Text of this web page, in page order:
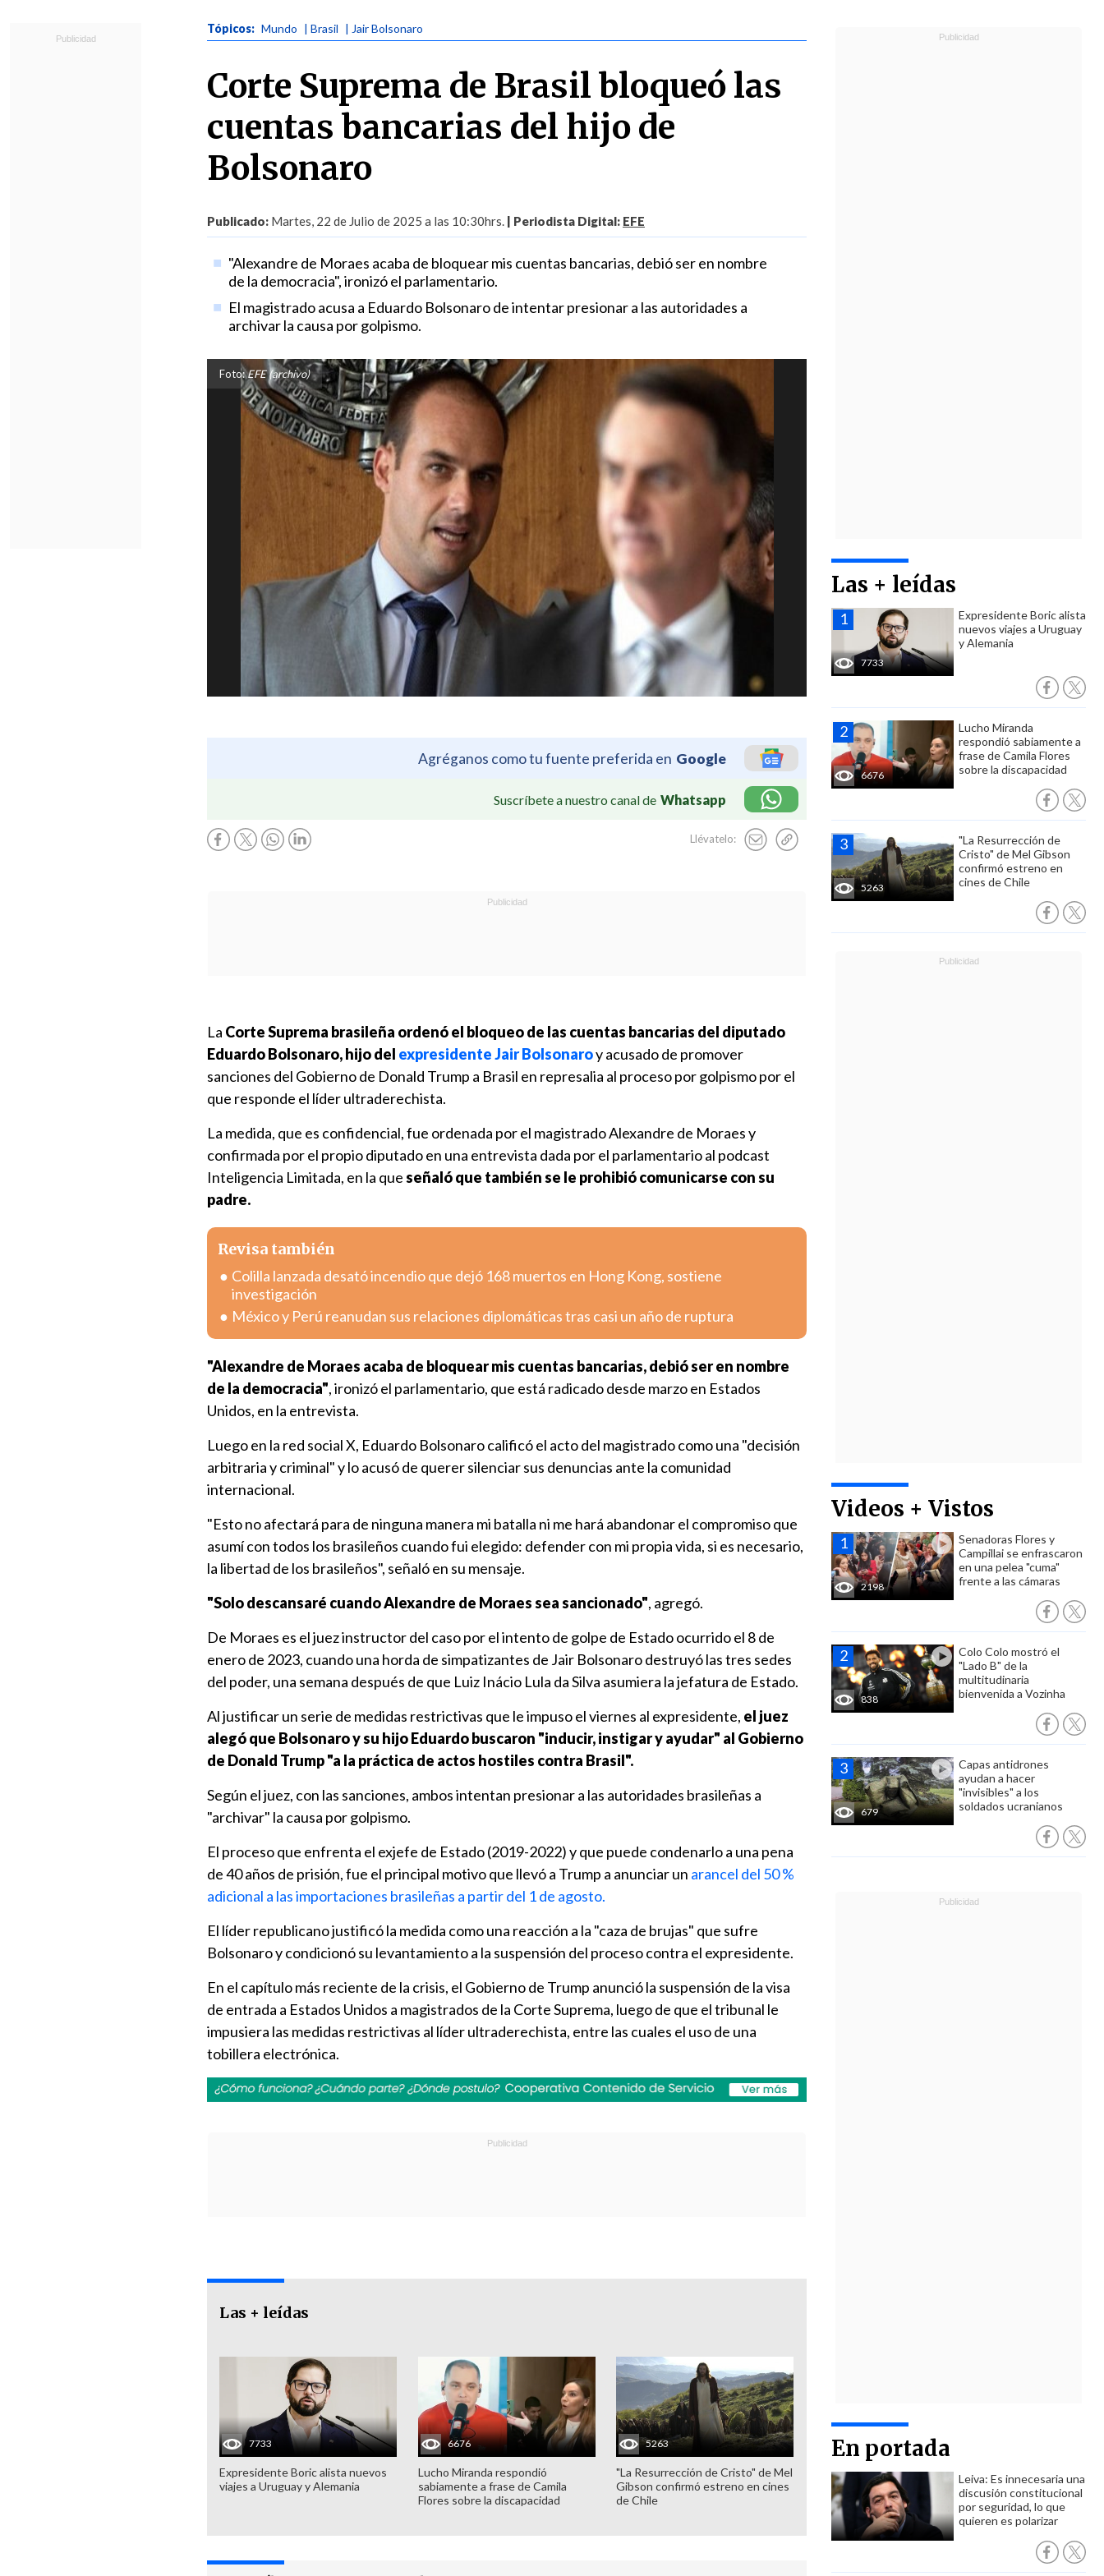
Tópicos: Mundo | Brasil | Jair Bolsonaro
Corte Suprema de Brasil bloqueó las
cuentas bancarias del hijo de
Bolsonaro
Publicado: Martes, 22 de Julio de 2025 a las 10:30hrs. | Periodista Digital: EFE
"Alexandre de Moraes acaba de bloquear mis cuentas bancarias, debió ser en nombre
de la democracia", ironizó el parlamentario.
El magistrado acusa a Eduardo Bolsonaro de intentar presionar a las autoridades a
archivar la causa por golpismo.
Foto:EFE (archivo)
Agréganos como tu fuente preferida en Google
Suscríbete a nuestro canal de Whatsapp
Llévatelo:
Las + leídas
7733
Expresidente Boric alista
nuevos viajes a Uruguay
y Alemania
6676
Lucho Miranda
respondió sabiamente a
frase de Camila Flores
sobre la discapacidad
5263
"La Resurrección de
Cristo" de Mel Gibson
confirmó estreno en
cines de Chile
Videos + Vistos
2198
Senadoras Flores y
Campillai se enfrascaron
en una pelea "cuma"
frente a las cámaras
838
Colo Colo mostró el
"Lado B" de la
multitudinaria
bienvenida a Vozinha
679
Capas antidrones
ayudan a hacer
"invisibles" a los
soldados ucranianos
En portada
Leiva: Es innecesaria una
discusión constitucional
por seguridad, lo que
quieren es polarizar
La Corte Suprema brasileña ordenó el bloqueo de las cuentas bancarias del diputado
Eduardo Bolsonaro, hijo del expresidente Jair Bolsonaroy acusado de promover
sanciones del Gobierno de Donald Trump a Brasil en represalia al proceso por golpismo por el
que responde el líder ultraderechista.
La medida, que es confidencial, fue ordenada por el magistrado Alexandre de Moraes y
confirmada por el propio diputado en una entrevista dada por el parlamentario al podcast
Inteligencia Limitada, en la queseñaló que también se le prohibió comunicarse con su
padre.
Revisa también
Colilla lanzada desató incendio que dejó 168 muertos en Hong Kong, sostiene
investigación
México y Perú reanudan sus relaciones diplomáticas tras casi un año de ruptura
"Alexandre de Moraes acaba de bloquear mis cuentas bancarias, debió ser en nombre
de la democracia", ironizó el parlamentario, que está radicado desde marzo en Estados
Unidos, en la entrevista.
Luego en la red social X, Eduardo Bolsonaro calificó el acto del magistrado como una "decisión
arbitraria y criminal" y lo acusó de querer silenciar sus denuncias ante la comunidad
internacional.
"Esto no afectará para de ninguna manera mi batalla ni me hará abandonar el compromiso que
asumí con todos los brasileños cuando fui elegido: defender con mi propia vida, si es necesario,
la libertad de los brasileños", señaló en su mensaje.
"Solo descansaré cuando Alexandre de Moraes sea sancionado", agregó.
De Moraes es el juez instructor del caso por el intento de golpe de Estado ocurrido el 8 de
enero de 2023, cuando una horda de simpatizantes de Jair Bolsonaro destruyó las tres sedes
del poder, una semana después de que Luiz Inácio Lula da Silva asumiera la jefatura de Estado.
Al justificar un serie de medidas restrictivas que le impuso el viernes al expresidente, el juez
alegó que Bolsonaro y su hijo Eduardo buscaron "inducir, instigar y ayudar" al Gobierno
de Donald Trump "a la práctica de actos hostiles contra Brasil".
Según el juez, con las sanciones, ambos intentan presionar a las autoridades brasileñas a
"archivar" la causa por golpismo.
El proceso que enfrenta el exjefe de Estado (2019-2022) y que puede condenarlo a una pena
de 40 años de prisión, fue el principal motivo que llevó a Trump a anunciar un arancel del 50 %
adicional a las importaciones brasileñas a partir del 1 de agosto.
El líder republicano justificó la medida como una reacción a la "caza de brujas" que sufre
Bolsonaro y condicionó su levantamiento a la suspensión del proceso contra el expresidente.
En el capítulo más reciente de la crisis, el Gobierno de Trump anunció la suspensión de la visa
de entrada a Estados Unidos a magistrados de la Corte Suprema, luego de que el tribunal le
impusiera las medidas restrictivas al líder ultraderechista, entre las cuales el uso de una
tobillera electrónica.
Las + leídas
7733
Expresidente Boric alista nuevos
viajes a Uruguay y Alemania
6676
Lucho Miranda respondió
sabiamente a frase de Camila
Flores sobre la discapacidad
5263
"La Resurrección de Cristo" de Mel
Gibson confirmó estreno en cines
de Chile